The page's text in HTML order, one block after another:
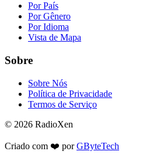
Por País
Por Gênero
Por Idioma
Vista de Mapa
Sobre
Sobre Nós
Política de Privacidade
Termos de Serviço
© 2026 RadioXen
Criado com ❤️ porGByteTech